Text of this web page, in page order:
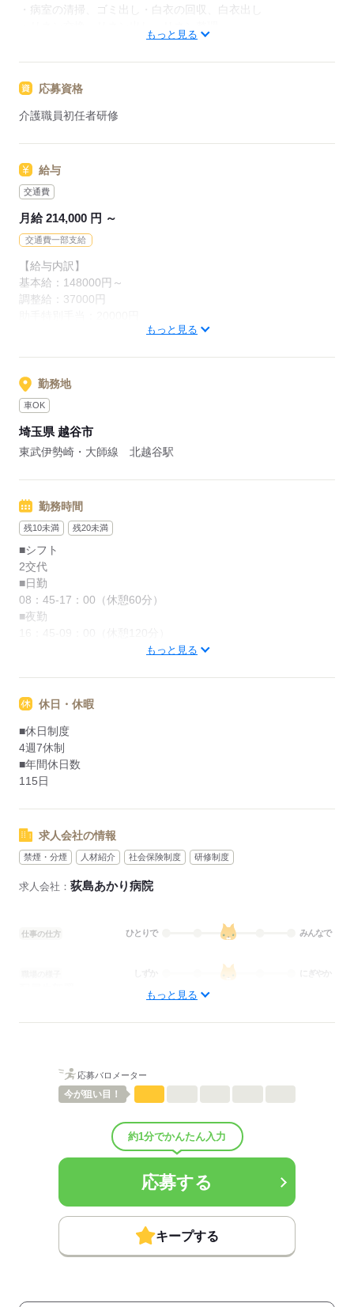
費用は一切かかりません。
・病室の清掃、ゴミ出し・白衣の回収、白衣出し
・オムツ補充、不潔オムツ出し、オムツ交換
新規オープンのため、新しい組織を一から作り上げていく、や
りがいのある環境に携わることができます！
ハリをつけた勤務が可能です◎
食堂あり♪ 長期的に勤務ができる環境です。
看護奨学金制度もあります！
もっと見る
応募資格
介護職員初任者研修
給与
交通費
月給 214,000 円 ～
交通費一部支給
【給与内訳】
基本給：148000円～
調整給：37000円
もっと見る
勤務地
車OK
埼玉県 越谷市
東武伊勢崎・大師線 北越谷駅
勤務時間
残10未満 残20未満
■シフト
2交代
■日勤
08：45-17：00（休憩60分）
■夜勤
応募する
もっと見る
休日・休暇
■休日制度
4週7休制
■年間休日数
115日
求人会社の情報
禁煙・分煙 人材紹介 社会保険制度 研修制度
求人会社： 荻島あかり病院
仕事の仕方 ひとりで みんなで
にぎやか
■退職金制度：有（勤続3年以上）
■退職金制度備考：
※全額補助（非常勤は常勤の3/4以上勤務の方対象）
・学童保育費補助制度（小学校４年生まで）※非常勤は規定あり
・制服貸与
・職員食堂利用可能（昼：1食300円、夜勤時の夕食・朝食無料提
・資格取得支援制度あり
・永年勤続表彰（10年・20年・30年）
・職員専用保養所あり（南房総シーサイド貴賓館）
・院内診療費補助制度
もっと見る
応募バロメーター
今が狙い目！
約1分でかんたん入力
応募する
キープする